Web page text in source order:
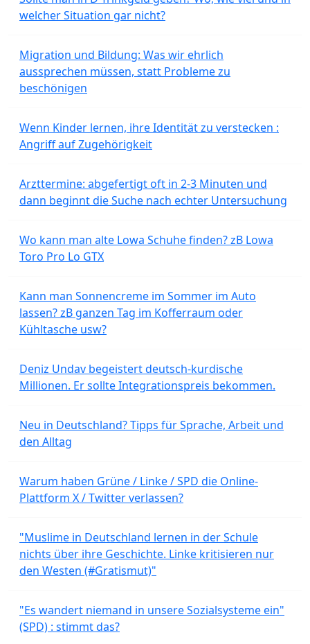
welcher Situation gar nicht?
Migration und Bildung: Was wir ehrlich
aussprechen müssen, statt Probleme zu
beschönigen
Wenn Kinder lernen, ihre Identität zu verstecken :
Angriff auf Zugehörigkeit
Arzttermine: abgefertigt oft in 2-3 Minuten und
dann beginnt die Suche nach echter Untersuchung
Wo kann man alte Lowa Schuhe finden? zB Lowa
Toro Pro Lo GTX
Kann man Sonnencreme im Sommer im Auto
lassen? zB ganzen Tag im Kofferraum oder
Kühltasche usw?
Deniz Undav begeistert deutsch-kurdische
Millionen. Er sollte Integrationspreis bekommen.
Neu in Deutschland? Tipps für Sprache, Arbeit und
den Alltag
Warum haben Grüne / Linke / SPD die Online-
Plattform X / Twitter verlassen?
"Muslime in Deutschland lernen in der Schule
nichts über ihre Geschichte. Linke kritisieren nur
den Westen (#Gratismut)"
"Es wandert niemand in unsere Sozialsysteme ein"
(SPD) : stimmt das?